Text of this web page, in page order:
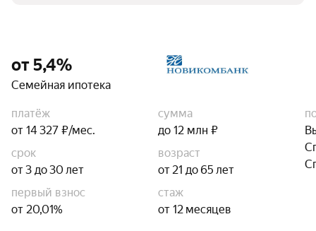
от 5,4%
Семейная ипотека
платёж
от 14 327 ₽/мес.
сумма
до 12 млн ₽
срок
от 3 до 30 лет
возраст
от 21 до 65 лет
первый взнос
от 20,01%
стаж
от 12 месяцев